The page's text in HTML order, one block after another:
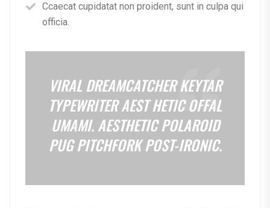
Ccaecat cupidatat non proident, sunt in culpa qui
officia.
VIRAL DREAMCATCHER KEYTAR
TYPEWRITER AEST HETIC OFFAL
UMAMI. AESTHETIC POLAROID
PUG PITCHFORK POST-IRONIC.